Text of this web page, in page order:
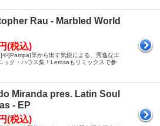
Rau - Marbled World
(税込)
や[Pampa]等から出す気鋭による、秀逸なエ
ック・ハウス集！Lerosaもリミックスで参
Miranda pres. Latin Soul
- EP
(税込)